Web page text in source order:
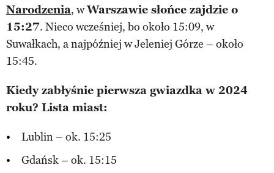
Narodzenia, wWarszawie słońce zajdzie o
15:27. Nieco wcześniej, bo około 15:09, w
Suwałkach, a najpóźniej w Jeleniej Górze – około
15:45.
Kiedy zabłyśnie pierwsza gwiazdka w 2024
roku? Lista miast:
Lublin – ok. 15:25
Gdańsk – ok. 15:15